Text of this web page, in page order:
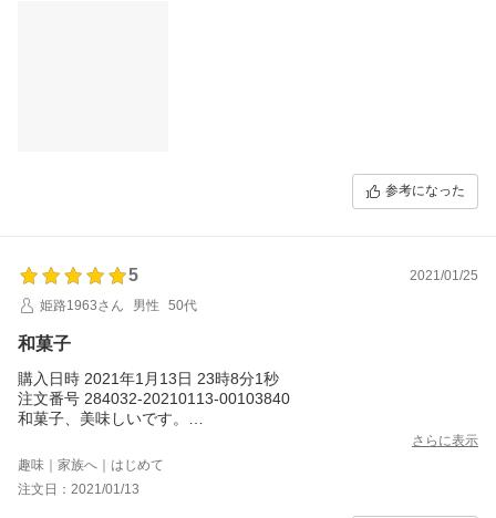
参考になった
5
2021/01/25
姫路1963さん
男性 50代
和菓子
購入日時 2021年1月13日 23時8分1秒
注文番号 284032-20210113-00103840
和菓子、美味しいです。
商品来て、食べるペースが、早かったです。この商品ともう１箱
買いました。半分、妹の家族に持って行かれました。もう、手元
に残りの和菓子ありません。
こっちの方は、数は、少ないですが、色々な和菓子が、入ってま
さらに表示
趣味｜家族へ｜はじめて
注文日：2021/01/13